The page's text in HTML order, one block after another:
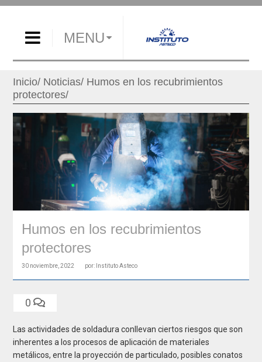
MENU
Inicio Noticias Humos en los recubrimientos
protectores
Humos en los recubrimientos
protectores
30 noviembre, 2022 por: Instituto Asteco
0
Las actividades de soldadura conllevan ciertos riesgos que son
inherentes a los procesos de aplicación de materiales
metálicos, entre la proyección de particulado, posibles conatos